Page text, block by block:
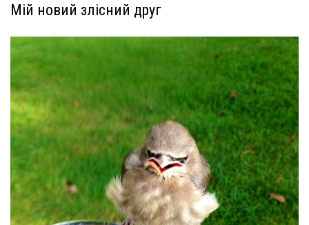
Мій новий злісний друг